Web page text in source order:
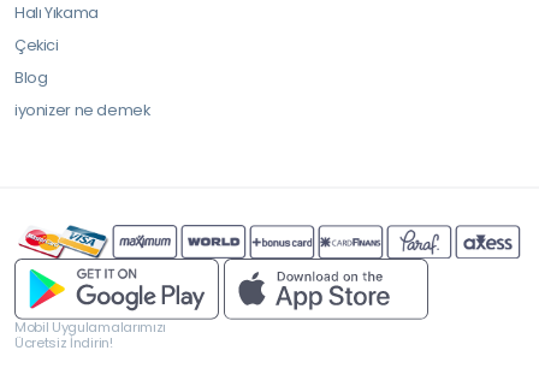
Halı Yıkama
Çekici
Blog
iyonizer ne demek
Mobil Uygulamalarımızı
Ücretsiz İndirin!